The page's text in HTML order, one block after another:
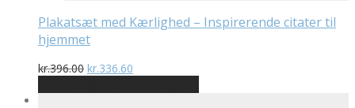
Plakatsæt med Kærlighed – Inspirerende citater til
hjemmet
kr.396.00 Den
pris
kr.336.60
pris